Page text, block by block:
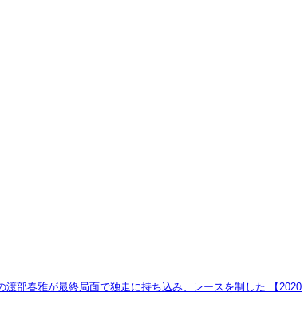
部春雅が最終局面で独走に持ち込み、レースを制した 【2020